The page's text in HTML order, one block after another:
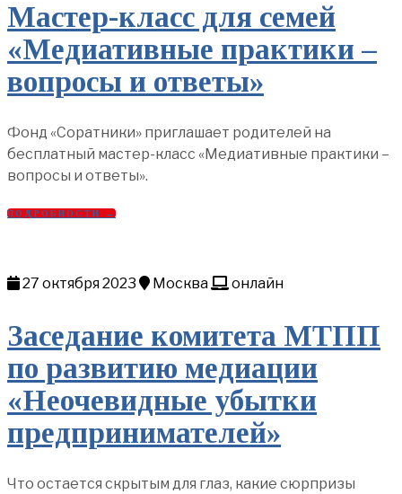
Мастер-класс для семей
«Медиативные практики –
вопросы и ответы»
Фонд «Соратники» приглашает родителей на
бесплатный мастер-класс «Медиативные практики –
вопросы и ответы».
ПОДРОБНОСТИ →
27 октября 2023 Москва онлайн
Заседание комитета МТПП
по развитию медиации
«Неочевидные убытки
предпринимателей»
Что остается скрытым для глаз, какие сюрпризы